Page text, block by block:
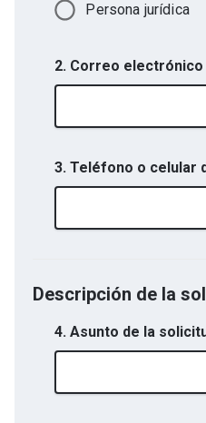
Persona jurídica
2. Correo
3. Teléfono o celular
Descripción de la
4. Asunto de la